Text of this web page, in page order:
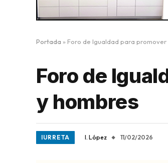
Portada » Foro de Igualdad para
Foro de
y hombres
IURRETA I. López 11/02/2026